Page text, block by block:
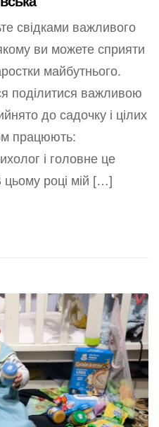
свідками важливого
ви можете сприяти
майбутнього.
поділитися важливою
до садочку і цілих
працюють:
і головне це
цьому році мій […]